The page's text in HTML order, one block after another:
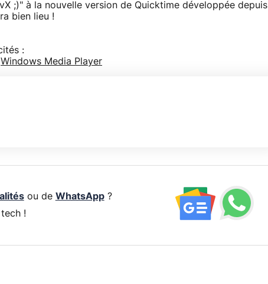
;)" à la nouvelle version de Quicktime développée depuis
bien lieu !
:
Windows Media Player
ou de WhatsApp?
!